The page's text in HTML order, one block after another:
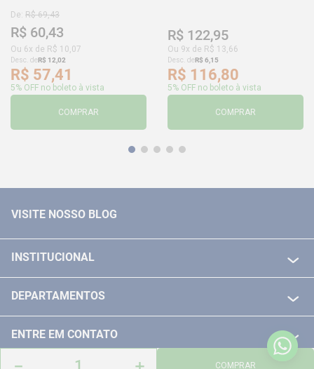
＋
－ COMPRAR
De: R$ 69,43
R$ 60,43
Ou 6x de R$ 10,07
Desc. deR$ 12,02
R$ 57,41
5% OFF no boleto à vista
COMPRAR
R$ 122,95
Ou 9x de R$ 13,66
Desc. deR$ 6,15
R$ 116,80
5% OFF no boleto à vista
COMPRAR
VISITE NOSSO BLOG
INSTITUCIONAL
POLITICA DE TROCA E DEVOLUÇÃO
DEPARTAMENTOS
FERRAMENTAS MANUIAIS
ENTRE EM CONTATO
TELEVENDAS